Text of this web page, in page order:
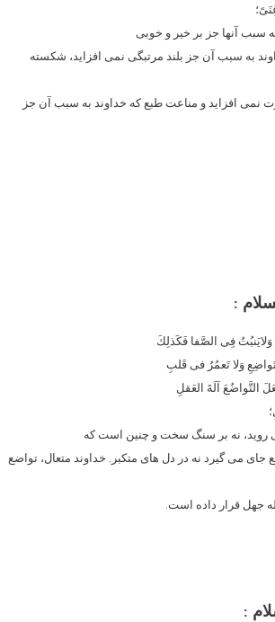
سبب آنها جز بر خير و خوبى
به سبب آن جز بلند مرتبگى نمى افزايد، شكسته
نمى افزايد و مناعت طبع كه خداوند به سبب آن جز
:
فِى الصَّفا فَكَذلِكَ
وَلا تَعمُرُ فى قَلبِ
التَّواضُعَ آلَةَ العَقلِ
رويد، نه بر سنگ سخت و چنين است كه
مى گيرد نه در دل هاى متكبر. خداوند متعال، تواضع
جهل قرار داده است.
: